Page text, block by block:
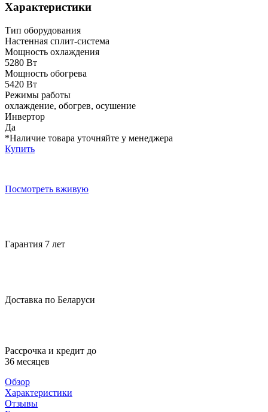
Характеристики
Тип оборудования
Настенная сплит-система
Мощность охлаждения
5280 Вт
Мощность обогрева
5420 Вт
Режимы работы
охлаждение, обогрев, осушение
Инвертор
Да
*Наличие товара уточняйте у менеджера
Купить
Посмотреть вживую
Гарантия 7 лет
Доставка по Беларуси
Рассрочка и кредит до
36 месяцев
Обзор
Характеристики
Отзывы